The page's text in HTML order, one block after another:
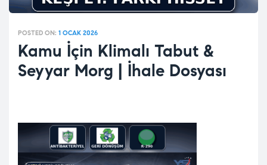
POSTED ON: 1 OCAK 2026
Kamu İçin Klimalı Tabut &
Seyyar Morg | İhale Dosyası